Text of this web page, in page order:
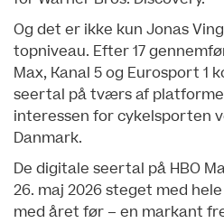
Og det er ikke kun Jonas
topniveau. Efter 17
Max, Kanal 5 og Eurosport 1
seertal på tværs af
interessen for cykelsporten
Danmark.
De digitale seertal på HBO
26. maj 2026 steget med
med året før – en markant